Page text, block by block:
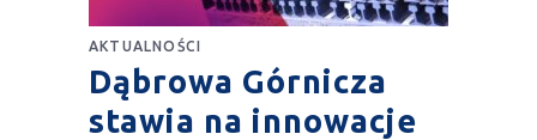
AKTUALNOŚCI
Dąbrowa Górnicza
stawia na innowacje